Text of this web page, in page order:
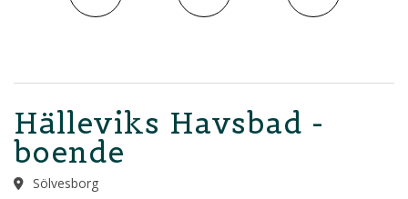
Hälleviks Havsbad -
boende
Sölvesborg